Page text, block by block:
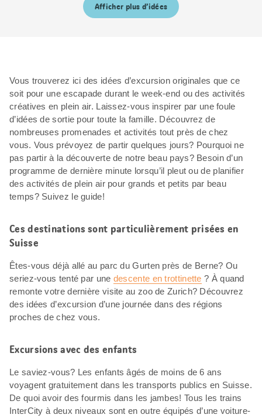
Afficher plus d’idées
Vous trouverez ici des idées d’excursion originales que ce
soit pour une escapade durant le week-end ou des activités
créatives en plein air. Laissez-vous inspirer par une foule
d’idées de sortie pour toute la famille. Découvrez de
nombreuses promenades et activités tout près de chez
vous. Vous prévoyez de partir quelques jours? Pourquoi ne
pas partir à la découverte de notre beau pays? Besoin d’un
programme de dernière minute lorsqu’il pleut ou de planifier
des activités de plein air pour grands et petits par beau
temps? Suivez le guide!
Ces destinations sont particulièrement prisées en
Suisse
Êtes-vous déjà allé au parc du Gurten près de Berne? Ou
seriez-vous tenté par une descente en trottinette ? À quand
remonte votre dernière visite au zoo de Zurich? Découvrez
des idées d’excursion d’une journée dans des régions
proches de chez vous.
Excursions avec des enfants
Le saviez-vous? Les enfants âgés de moins de 6 ans
voyagent gratuitement dans les transports publics en Suisse.
De quoi avoir des fourmis dans les jambes! Tous les trains
InterCity à deux niveaux sont en outre équipés d’une voiture-